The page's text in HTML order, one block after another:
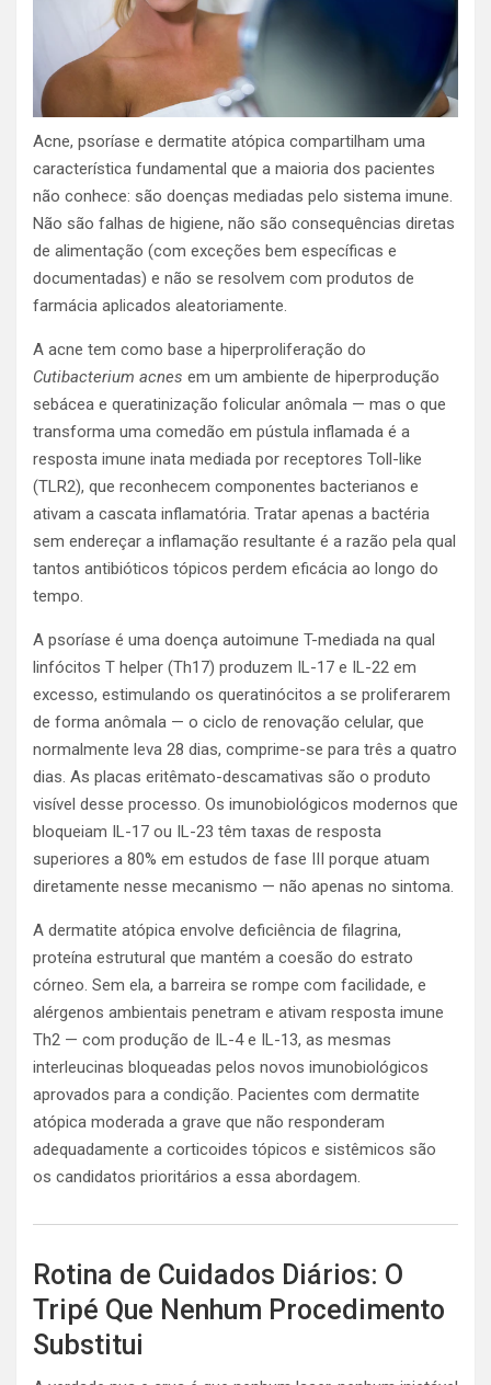
Acne, psoríase e dermatite atópica compartilham uma
característica fundamental que a maioria dos pacientes
não conhece: são doenças mediadas pelo sistema imune.
Não são falhas de higiene, não são consequências diretas
de alimentação (com exceções bem específicas e
documentadas) e não se resolvem com produtos de
farmácia aplicados aleatoriamente.
A acne tem como base a hiperproliferação do
Cutibacterium acnes em um ambiente de hiperprodução
sebácea e queratinização folicular anômala — mas o que
transforma uma comedão em pústula inflamada é a
resposta imune inata mediada por receptores Toll-like
(TLR2), que reconhecem componentes bacterianos e
ativam a cascata inflamatória. Tratar apenas a bactéria
sem endereçar a inflamação resultante é a razão pela qual
tantos antibióticos tópicos perdem eficácia ao longo do
tempo.
A psoríase é uma doença autoimune T-mediada na qual
linfócitos T helper (Th17) produzem IL-17 e IL-22 em
excesso, estimulando os queratinócitos a se proliferarem
de forma anômala — o ciclo de renovação celular, que
normalmente leva 28 dias, comprime-se para três a quatro
dias. As placas eritêmato-descamativas são o produto
visível desse processo. Os imunobiológicos modernos que
bloqueiam IL-17 ou IL-23 têm taxas de resposta
superiores a 80% em estudos de fase III porque atuam
diretamente nesse mecanismo — não apenas no sintoma.
A dermatite atópica envolve deficiência de filagrina,
proteína estrutural que mantém a coesão do estrato
córneo. Sem ela, a barreira se rompe com facilidade, e
alérgenos ambientais penetram e ativam resposta imune
Th2 — com produção de IL-4 e IL-13, as mesmas
interleucinas bloqueadas pelos novos imunobiológicos
aprovados para a condição. Pacientes com dermatite
atópica moderada a grave que não responderam
adequadamente a corticoides tópicos e sistêmicos são
os candidatos prioritários a essa abordagem.
Rotina de Cuidados Diários: O
Tripé Que Nenhum Procedimento
Substitui